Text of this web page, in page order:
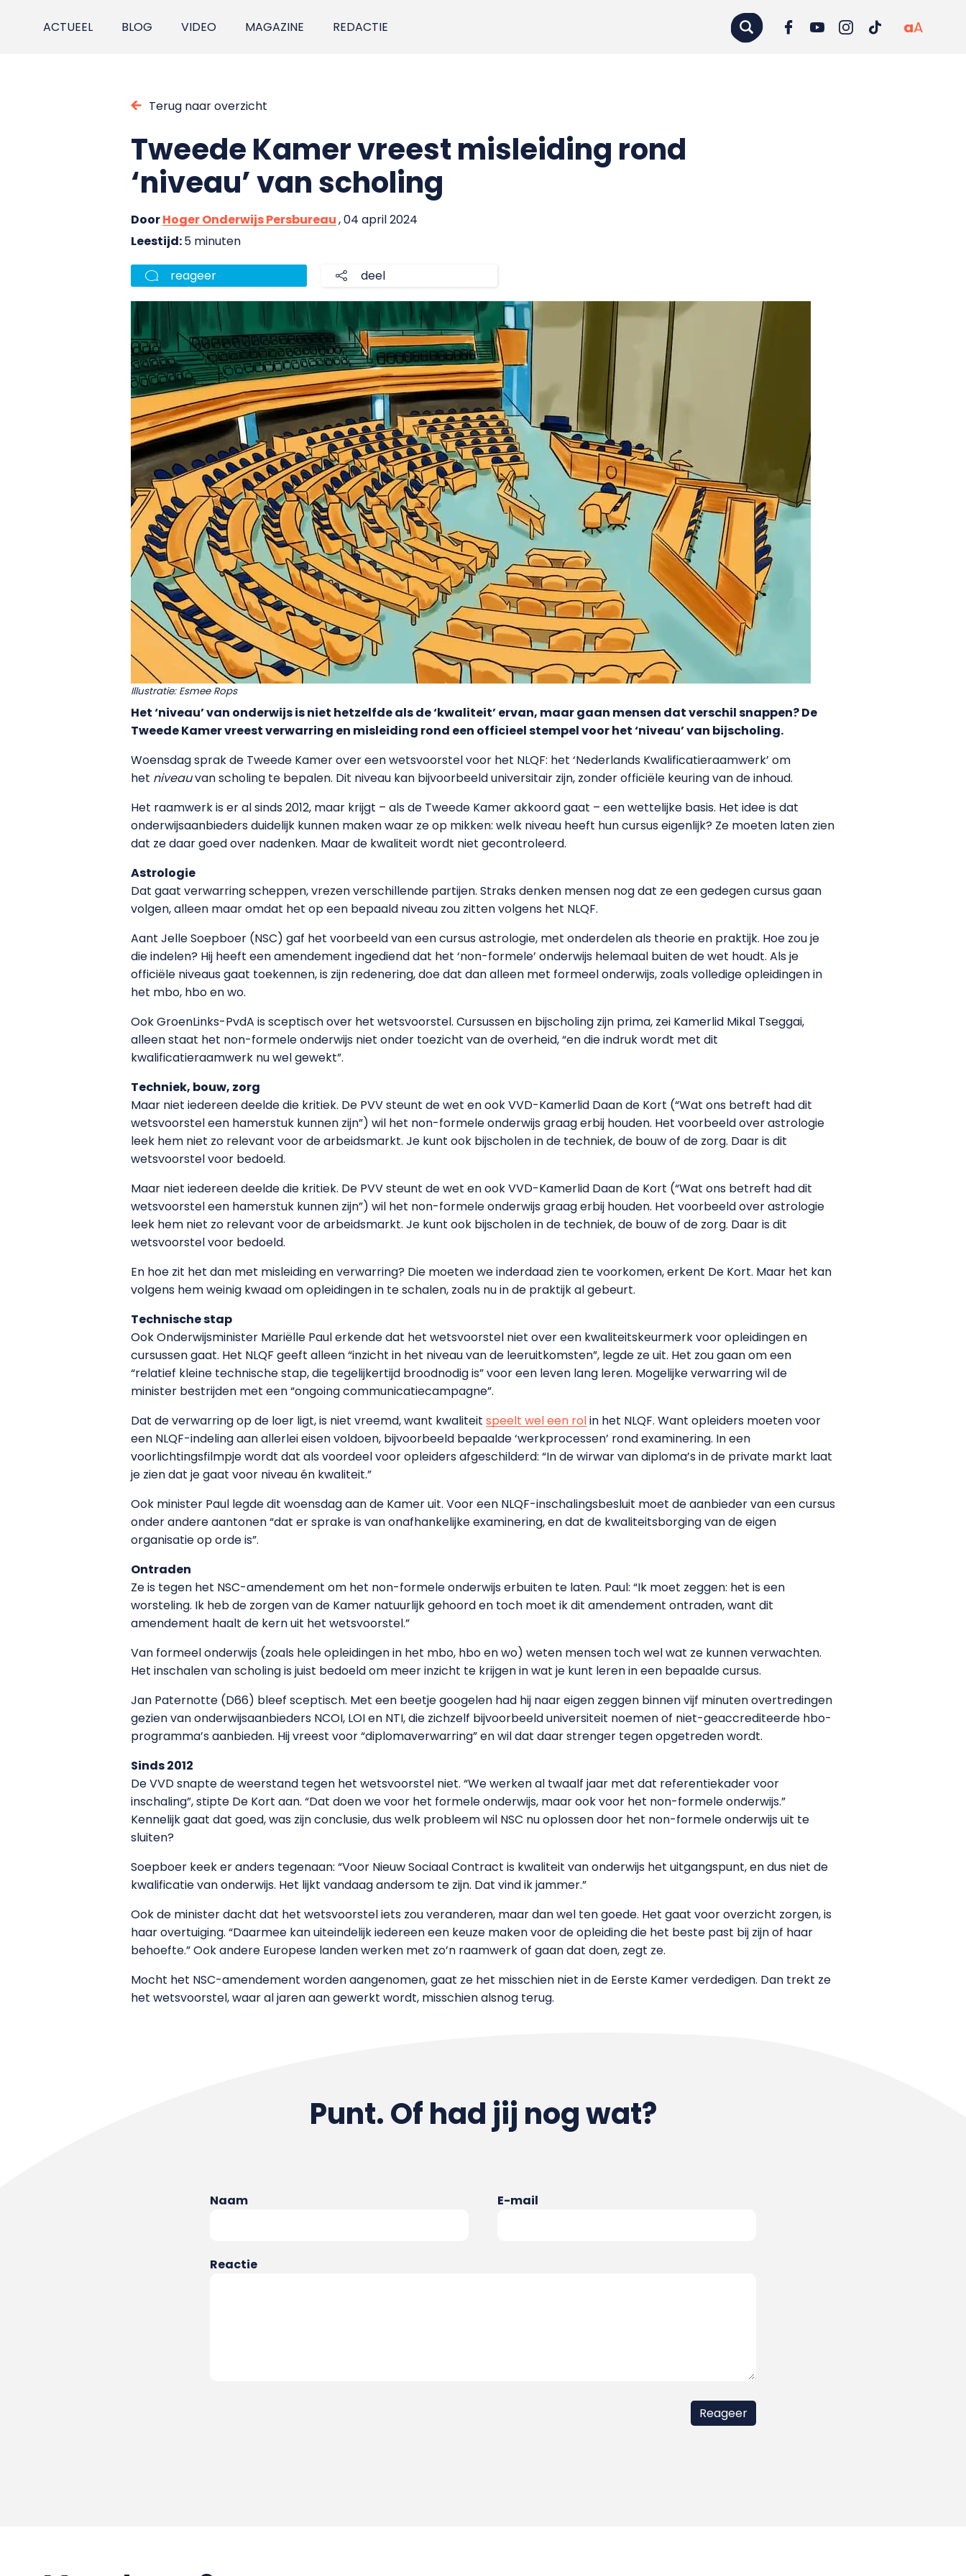
ACTUEEL BLOG VIDEO MAGAZINE REDACTIE aA
Terug naar overzicht
Tweede Kamer vreest misleiding rond
‘niveau’ van scholing
DoorHoger Onderwijs Persbureau, 04 april 2024
Leestijd:5 minuten
reageer deel
Illustratie: Esmee Rops
Het ‘niveau’ van onderwijs is niet hetzelfde als de ‘kwaliteit’ ervan, maar gaan mensen dat verschil snappen? De
Tweede Kamer vreest verwarring en misleiding rond een officieel stempel voor het ‘niveau’ van bijscholing.
Woensdag sprak de Tweede Kamer over een wetsvoorstel voor het NLQF: het ‘Nederlands Kwalificatieraamwerk’ om
het niveauvan scholing te bepalen. Dit niveau kan bijvoorbeeld universitair zijn, zonder officiële keuring van de inhoud.
Het raamwerk is er al sinds 2012, maar krijgt – als de Tweede Kamer akkoord gaat – een wettelijke basis. Het idee is dat
onderwijsaanbieders duidelijk kunnen maken waar ze op mikken: welk niveau heeft hun cursus eigenlijk? Ze moeten laten zien
dat ze daar goed over nadenken. Maar de kwaliteit wordt niet gecontroleerd.
Astrologie
Dat gaat verwarring scheppen, vrezen verschillende partijen. Straks denken mensen nog dat ze een gedegen cursus gaan
volgen, alleen maar omdat het op een bepaald niveau zou zitten volgens het NLQF.
Aant Jelle Soepboer (NSC) gaf het voorbeeld van een cursus astrologie, met onderdelen als theorie en praktijk. Hoe zou je
die indelen? Hij heeft een amendement ingediend dat het ‘non-formele’ onderwijs helemaal buiten de wet houdt. Als je
officiële niveaus gaat toekennen, is zijn redenering, doe dat dan alleen met formeel onderwijs, zoals volledige opleidingen in
het mbo, hbo en wo.
Ook GroenLinks-PvdA is sceptisch over het wetsvoorstel. Cursussen en bijscholing zijn prima, zei Kamerlid Mikal Tseggai,
alleen staat het non-formele onderwijs niet onder toezicht van de overheid, “en die indruk wordt met dit
kwalificatieraamwerk nu wel gewekt”.
Techniek, bouw, zorg
Maar niet iedereen deelde die kritiek. De PVV steunt de wet en ook VVD-Kamerlid Daan de Kort (“Wat ons betreft had dit
wetsvoorstel een hamerstuk kunnen zijn”) wil het non-formele onderwijs graag erbij houden. Het voorbeeld over astrologie
leek hem niet zo relevant voor de arbeidsmarkt. Je kunt ook bijscholen in de techniek, de bouw of de zorg. Daar is dit
wetsvoorstel voor bedoeld.
Maar niet iedereen deelde die kritiek. De PVV steunt de wet en ook VVD-Kamerlid Daan de Kort (“Wat ons betreft had dit
wetsvoorstel een hamerstuk kunnen zijn”) wil het non-formele onderwijs graag erbij houden. Het voorbeeld over astrologie
leek hem niet zo relevant voor de arbeidsmarkt. Je kunt ook bijscholen in de techniek, de bouw of de zorg. Daar is dit
wetsvoorstel voor bedoeld.
En hoe zit het dan met misleiding en verwarring? Die moeten we inderdaad zien te voorkomen, erkent De Kort. Maar het kan
volgens hem weinig kwaad om opleidingen in te schalen, zoals nu in de praktijk al gebeurt.
Technische stap
Ook Onderwijsminister Mariëlle Paul erkende dat het wetsvoorstel niet over een kwaliteitskeurmerk voor opleidingen en
cursussen gaat. Het NLQF geeft alleen “inzicht in het niveau van de leeruitkomsten”, legde ze uit. Het zou gaan om een
“relatief kleine technische stap, die tegelijkertijd broodnodig is” voor een leven lang leren. Mogelijke verwarring wil de
minister bestrijden met een “ongoing communicatiecampagne”.
Dat de verwarring op de loer ligt, is niet vreemd, want kwaliteit speelt wel een rolin het NLQF. Want opleiders moeten voor
een NLQF-indeling aan allerlei eisen voldoen, bijvoorbeeld bepaalde ‘werkprocessen’ rond examinering. In een
voorlichtingsfilmpje wordt dat als voordeel voor opleiders afgeschilderd: “In de wirwar van diploma’s in de private markt laat
je zien dat je gaat voor niveau én kwaliteit.”
Ook minister Paul legde dit woensdag aan de Kamer uit. Voor een NLQF-inschalingsbesluit moet de aanbieder van een cursus
onder andere aantonen “dat er sprake is van onafhankelijke examinering, en dat de kwaliteitsborging van de eigen
organisatie op orde is”.
Ontraden
Ze is tegen het NSC-amendement om het non-formele onderwijs erbuiten te laten. Paul: “Ik moet zeggen: het is een
worsteling. Ik heb de zorgen van de Kamer natuurlijk gehoord en toch moet ik dit amendement ontraden, want dit
amendement haalt de kern uit het wetsvoorstel.”
Van formeel onderwijs (zoals hele opleidingen in het mbo, hbo en wo) weten mensen toch wel wat ze kunnen verwachten.
Het inschalen van scholing is juist bedoeld om meer inzicht te krijgen in wat je kunt leren in een bepaalde cursus.
Jan Paternotte (D66) bleef sceptisch. Met een beetje googelen had hij naar eigen zeggen binnen vijf minuten overtredingen
gezien van onderwijsaanbieders NCOI, LOI en NTI, die zichzelf bijvoorbeeld universiteit noemen of niet-geaccrediteerde hbo-
programma’s aanbieden. Hij vreest voor “diplomaverwarring” en wil dat daar strenger tegen opgetreden wordt.
Sinds 2012
De VVD snapte de weerstand tegen het wetsvoorstel niet. “We werken al twaalf jaar met dat referentiekader voor
inschaling”, stipte De Kort aan. “Dat doen we voor het formele onderwijs, maar ook voor het non-formele onderwijs.”
Kennelijk gaat dat goed, was zijn conclusie, dus welk probleem wil NSC nu oplossen door het non-formele onderwijs uit te
sluiten?
Soepboer keek er anders tegenaan: “Voor Nieuw Sociaal Contract is kwaliteit van onderwijs het uitgangspunt, en dus niet de
kwalificatie van onderwijs. Het lijkt vandaag andersom te zijn. Dat vind ik jammer.”
Ook de minister dacht dat het wetsvoorstel iets zou veranderen, maar dan wel ten goede. Het gaat voor overzicht zorgen, is
haar overtuiging. “Daarmee kan uiteindelijk iedereen een keuze maken voor de opleiding die het beste past bij zijn of haar
behoefte.” Ook andere Europese landen werken met zo’n raamwerk of gaan dat doen, zegt ze.
Mocht het NSC-amendement worden aangenomen, gaat ze het misschien niet in de Eerste Kamer verdedigen. Dan trekt ze
het wetsvoorstel, waar al jaren aan gewerkt wordt, misschien alsnog terug.
Punt. Of had jij nog wat?
Naam E-mail
Reactie